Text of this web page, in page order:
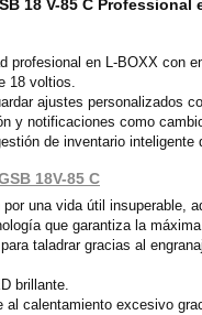
18 V-85 C Professional
profesional en L-BOXX con
18 voltios.
ajustes personalizados
y notificaciones como
de inventario inteligente
18V-85 C
una vida útil insuperable,
que garantiza la
taladrar gracias al
brillante.
calentamiento excesivo